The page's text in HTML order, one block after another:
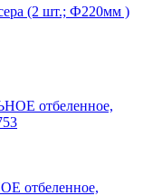
(2 шт.; Ф220мм )
отбеленное,